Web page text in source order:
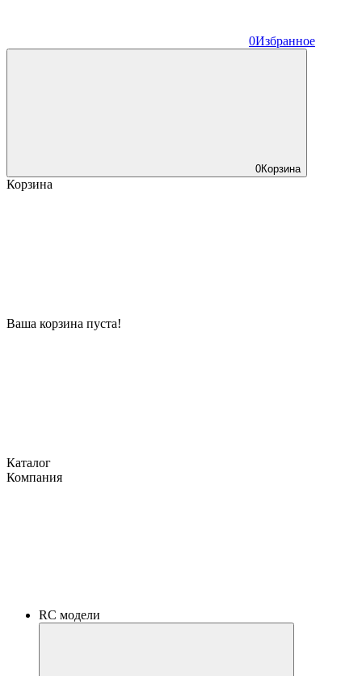
0Избранное
0Корзина
Корзина
Ваша корзина пуста!
Каталог
Компания
RC модели